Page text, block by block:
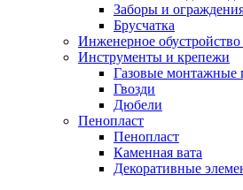
Заборы и
Брусчатка
Инженерное обустройство
Инструменты и крепежи
Газовые монтажные
Гвозди
Дюбели
Пенопласт
Пенопласт
Каменная вата
Декоративные